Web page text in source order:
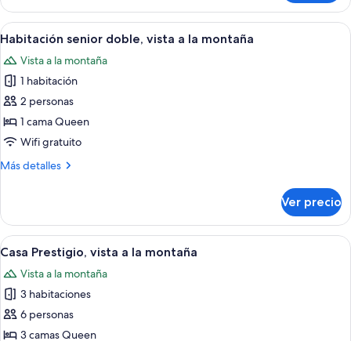
montaña
cuádruple
familiar,
vista
la
montaña
Abrir
todas
las
fotos
de
Habitación
senior
vista
montaña
Una habitación de hotel moderna
5
Habitación senior doble, vista a la montaña
Vista a la montaña
1 habitación
2 personas
1 cama Queen
Wifi gratuito
Más detalles
Más
senior
doble,
vista
la
montaña
Ver precio
Abrir
todas
las
fotos
de
Casa
Una habitación de hotel moderna
5
Casa Prestigio, vista a la montaña
Vista a la montaña
3 habitaciones
6 personas
3 camas Queen